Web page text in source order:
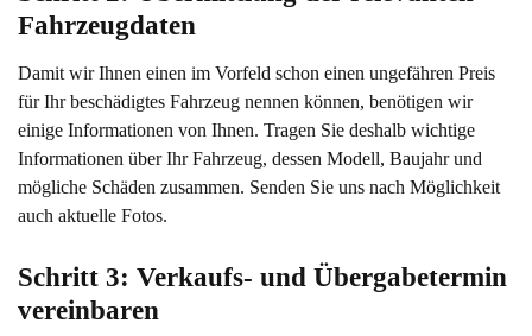
Fahrzeugdaten
Damit wir Ihnen einen im Vorfeld schon einen ungefähren Preis
für Ihr beschädigtes Fahrzeug nennen können, benötigen wir
einige Informationen von Ihnen. Tragen Sie deshalb wichtige
Informationen über Ihr Fahrzeug, dessen Modell, Baujahr und
mögliche Schäden zusammen. Senden Sie uns nach Möglichkeit
auch aktuelle Fotos.
Schritt 3: Verkaufs- und Übergabetermin
vereinbaren